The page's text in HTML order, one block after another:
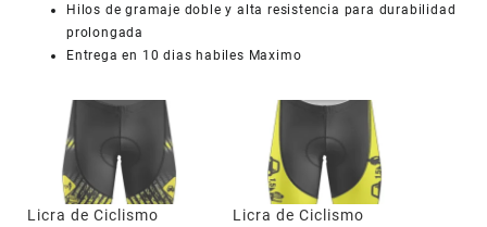
Hilos de gramaje doble y alta resistencia para durabilidad
prolongada
Entrega en 10 dias habiles Maximo
Licra de Ciclismo
Licra de Ciclismo
COUPONX0834745138 COPIAR CÓDIGO